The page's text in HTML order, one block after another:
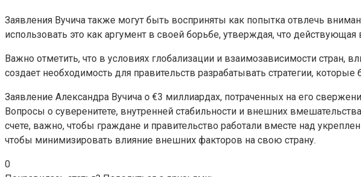
Заявления Вучича также могут быть восприняты как попытка отвлечь
использовать это как аргумент в своей борьбе, утверждая, что
Важно отметить, что в условиях глобализации и взаимозависимости стран,
создает необходимость для правительств разрабатывать стратегии,
Заявление Александра Вучича о €3 миллиардах, потраченных на его
Вопросы о суверенитете, внутренней стабильности и внешних
счете, важно, чтобы граждане и правительство работали вместе над
чтобы минимизировать влияние внешних факторов на свою страну.
0